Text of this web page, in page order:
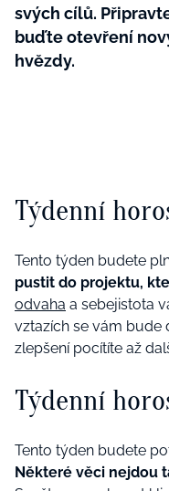
svých cílů.
buďte otevření
hvězdy.
Týdenní
Tento týden budete
pustit do projektu,
odvaha a sebejistota
vztazích se vám bude
zlepšení pocítíte až
Týdenní
Tento týden budete
Některé věci nejdou